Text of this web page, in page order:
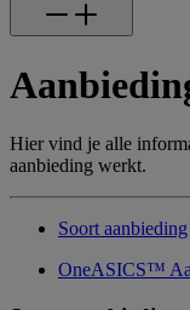
Hier vind je alle
aanbieding werkt.
Soort aanbieding
OneASICS™